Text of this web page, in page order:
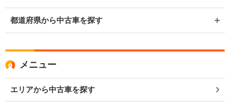
都道府県から中古車を探す
メニュー
エリアから中古車を探す